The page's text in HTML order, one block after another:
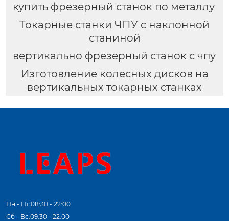
купить фрезерный станок по металлу
Токарные станки ЧПУ с наклонной
станиной
вертикально фрезерный станок с чпу
Изготовление колесных дисков на
вертикальных токарных станках
Пн - Пт:08:30 - 22:00
Сб - Вс:09:30 - 22:00